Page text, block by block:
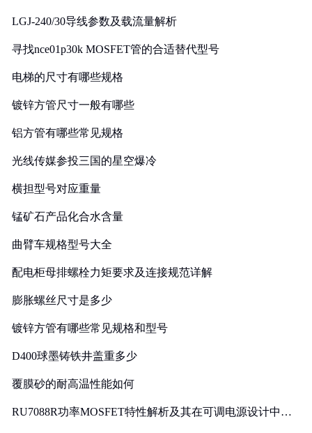
LGJ-240/30导线参数及载流量解析
寻找nce01p30k MOSFET管的合适替代型号
电梯的尺寸有哪些规格
镀锌方管尺寸一般有哪些
铝方管有哪些常见规格
光线传媒参投三国的星空爆冷
横担型号对应重量
锰矿石产品化合水含量
曲臂车规格型号大全
配电柜母排螺栓力矩要求及连接规范详解
膨胀螺丝尺寸是多少
镀锌方管有哪些常见规格和型号
D400球墨铸铁井盖重多少
覆膜砂的耐高温性能如何
RU7088R功率MOSFET特性解析及其在可调电源设计中的